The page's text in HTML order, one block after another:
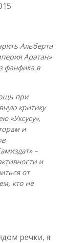
Альберта
Аратан»
фанфика в
при
критику
«Уксусу»,
и
–
и
от
кто не
речки, я